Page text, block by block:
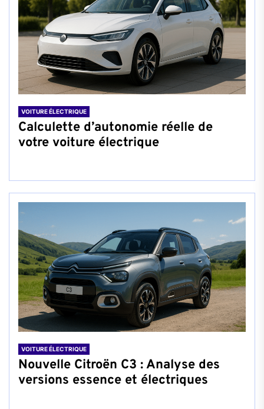
VOITURE ÉLECTRIQUE
Calculette d’autonomie réelle de
votre voiture électrique
VOITURE ÉLECTRIQUE
Nouvelle Citroën C3 : Analyse des
versions essence et électriques